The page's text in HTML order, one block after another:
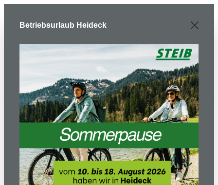
E-Bike/ Fahrrad E-Bikes Trekking/Tour
Tahona 600
tenmokubrown/black/honey
Betriebsurlaub Heideck